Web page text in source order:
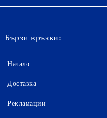
Бързи връзки:
Начало
Доставка
Рекламации